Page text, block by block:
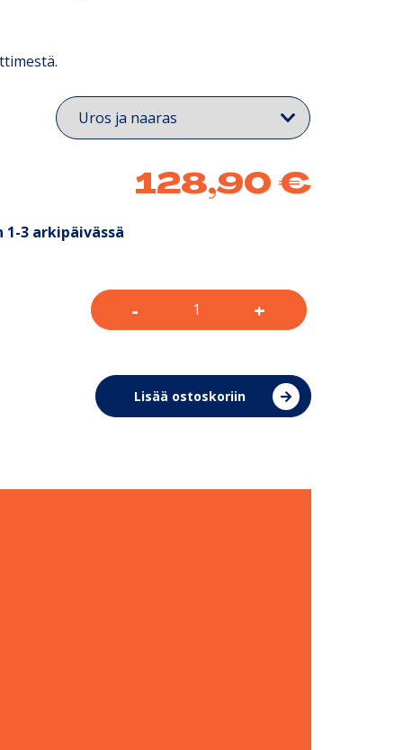
128,90 €
3 arkipäivässä
- +
Lisää ostoskoriin